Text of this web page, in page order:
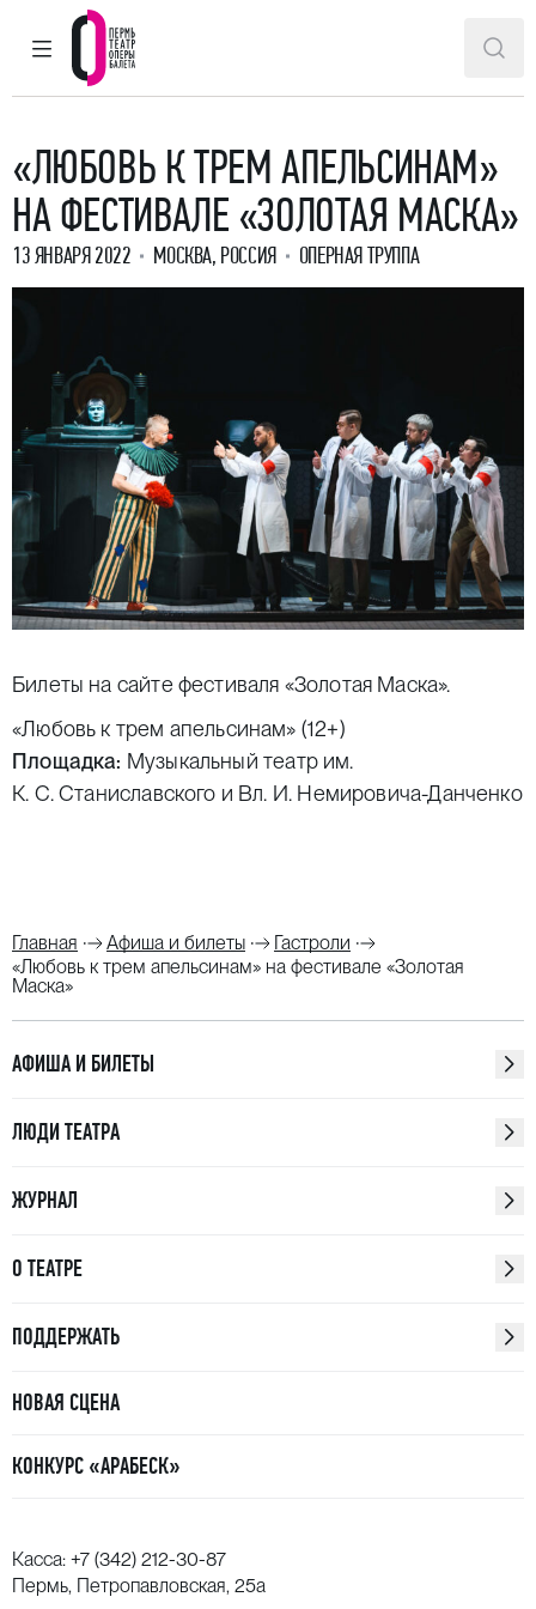
ГЛАВНОЕ МЕНЮ
Пермский театр оперы и балета
«ЛЮБОВЬ К ТРЕМ АПЕЛЬСИНАМ»
НА ФЕСТИВАЛЕ «ЗОЛОТАЯ МАСКА»
13 ЯНВАРЯ 2022 МОСКВА, РОССИЯ ОПЕРНАЯ ТРУППА
Билеты на сайте фестиваля «Золотая Маска».
«Любовь к трем апельсинам» (12+)
Площадка: Музыкальный театр им.
К. С. Станиславского и Вл. И. Немировича-Данченко
Главная Афиша и билеты
Гастроли
«Любовь к трем апельсинам» на фестивале «Золотая
Маска»
АФИША И БИЛЕТЫ
ЛЮДИ ТЕАТРА
ЖУРНАЛ
О ТЕАТРЕ
ПОДДЕРЖАТЬ
НОВАЯ СЦЕНА
КОНКУРС «АРАБЕСК»
Касса: +7 (342) 212-30-87
Пермь, Петропавловская, 25а